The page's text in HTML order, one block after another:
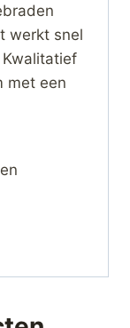
werkt snel
met een